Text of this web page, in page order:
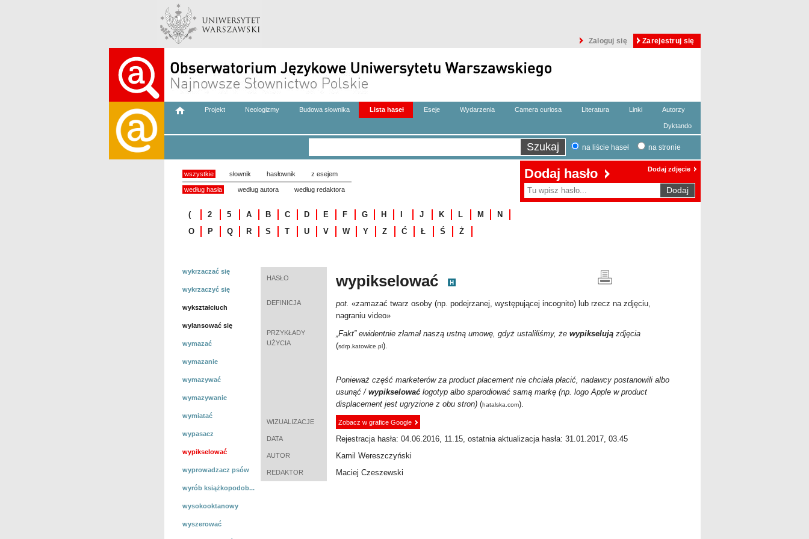
Zaloguj się Zarejestruj się
Projekt Neologizmy Budowa słownika Lista haseł Eseje Wydarzenia Camera curiosa Literatura Linki Autorzy
Dyktando
na liście haseł na stronie
wszystkie słownik hasłownik z esejem
według hasła według autora według redaktora
( 2 5 A B C D E F G H J K L M
N
O
P Q R S T U V W Y Z Ć Ł Ś Ż
Dodaj hasło Dodaj zdjęcie
wykrzaczać się
wykrzaczyć się
wykształciuch
wylansować się
wymazać
wymazanie
wymazywać
wymazywanie
wymiatać
wypasacz
wypikselować
wyprowadzacz psów
wyrób książkopodob...
wysokooktanowy
wyszerować
HASŁO wypikselować
DEFINICJA pot. «zamazać twarz osoby (np. podejrzanej, występującej incognito) lub rzecz na zdjęciu,
nagraniu video»
PRZYKŁADY
UŻYCIA
„Fakt” ewidentnie złamał naszą ustną umowę, gdyż ustaliliśmy, że wypikselujązdjęcia
(sdrp.katowice.pl).
Ponieważ część marketerów za product placement nie chciała płacić, nadawcy postanowili albo
usunąć / wypikselowaćlogotyp albo sparodiować samą markę (np. logo Apple w product
displacement jest ugryzione z obu stron)(hatalska.com).
WIZUALIZACJE Zobacz w grafice Google
DATA Rejestracja hasła: 04.06.2016, 11.15, ostatnia aktualizacja hasła: 31.01.2017, 03.45
AUTOR Kamil Wereszczyński
REDAKTOR Maciej Czeszewski